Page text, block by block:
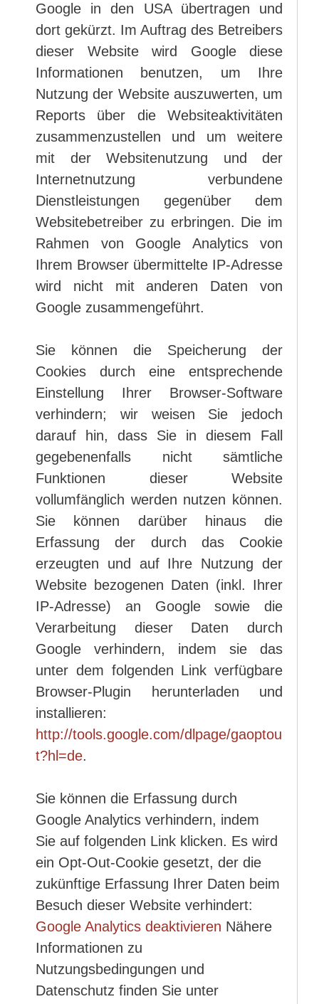
Google in den USA übertragen und
dort gekürzt. Im Auftrag des Betreibers
dieser Website wird Google diese
Informationen benutzen, um Ihre
Nutzung der Website auszuwerten, um
Reports über die Websiteaktivitäten
zusammenzustellen und um weitere
mit der Websitenutzung und der
Internetnutzung verbundene
Dienstleistungen gegenüber dem
Websitebetreiber zu erbringen. Die im
Rahmen von Google Analytics von
Ihrem Browser übermittelte IP-Adresse
wird nicht mit anderen Daten von
Google zusammengeführt.
Sie können die Speicherung der
Cookies durch eine entsprechende
Einstellung Ihrer Browser-Software
verhindern; wir weisen Sie jedoch
darauf hin, dass Sie in diesem Fall
gegebenenfalls nicht sämtliche
Funktionen dieser Website
vollumfänglich werden nutzen können.
Sie können darüber hinaus die
Erfassung der durch das Cookie
erzeugten und auf Ihre Nutzung der
Website bezogenen Daten (inkl. Ihrer
IP-Adresse) an Google sowie die
Verarbeitung dieser Daten durch
Google verhindern, indem sie das
unter dem folgenden Link verfügbare
Browser-Plugin herunterladen und
installieren:
http://tools.google.com/dlpage/gaoptou
t?hl=de.
Sie können die Erfassung durch
Google Analytics verhindern, indem
Sie auf folgenden Link klicken. Es wird
ein Opt-Out-Cookie gesetzt, der die
zukünftige Erfassung Ihrer Daten beim
Besuch dieser Website verhindert:
Google Analytics deaktivieren Nähere
Informationen zu
Nutzungsbedingungen und
Datenschutz finden Sie unter